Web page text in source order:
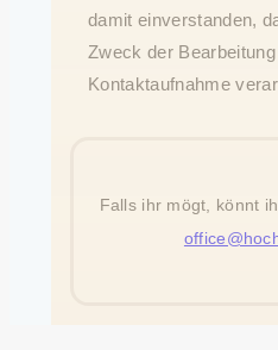
damit einverstanden,
Zweck der
Kontaktaufnahme
Falls ihr mögt, könnt